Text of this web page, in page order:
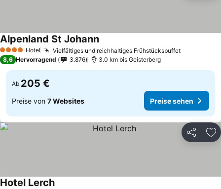
4 Sterne Hotel Vielfältiges und reichhaltiges Frühstücksbuffet
Alpenland St Johann
8,6 Hervorragend 3.876 3.0 km bis Geisterberg
Ab 205 €
Preise von 7 Websites Preise sehen
Teilen
Hotel Lerch